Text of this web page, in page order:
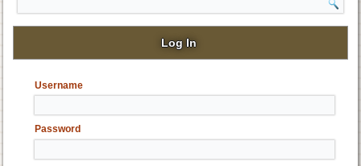
Log In
Username
Password